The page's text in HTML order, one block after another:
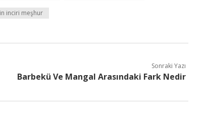
inciri meşhur
Sonraki Yazı
Barbekü Ve Mangal Arasındaki Fark Nedir